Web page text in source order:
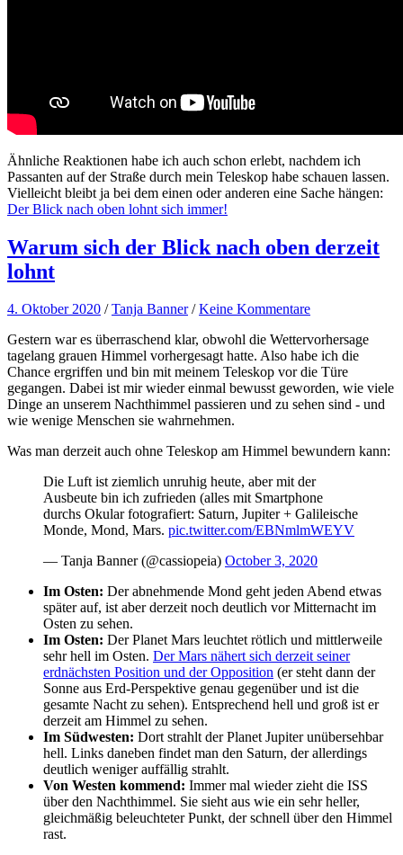
Ähnliche Reaktionen habe ich auch schon erlebt, nachdem ich
Passanten auf der Straße durch mein Teleskop habe schauen lassen.
Vielleicht bleibt ja bei dem einen oder anderen eine Sache hängen:
Der Blick nach oben lohnt sich immer!
Warum sich der Blick nach oben derzeit
lohnt
4. Oktober 2020 /Tanja Banner /Keine Kommentare
Gestern war es überraschend klar, obwohl die Wettervorhersage
tagelang grauen Himmel vorhergesagt hatte. Also habe ich die
Chance ergriffen und bin mit meinem Teleskop vor die Türe
gegangen. Dabei ist mir wieder einmal bewusst geworden, wie viele
Dinge an unserem Nachthimmel passieren und zu sehen sind - und
wie wenige Menschen sie wahrnehmen.
Was man derzeit auch ohne Teleskop am Himmel bewundern kann:
Die Luft ist ziemlich unruhig heute, aber mit der
Ausbeute bin ich zufrieden (alles mit Smartphone
durchs Okular fotografiert: Saturn, Jupiter + Galileische
Monde, Mond, Mars. pic.twitter.com/EBNmlmWEYV
— Tanja Banner (@cassiopeia) October 3, 2020
Im Osten: Der abnehmende Mond geht jeden Abend etwas
später auf, ist aber derzeit noch deutlich vor Mitternacht im
Osten zu sehen.
Im Osten: Der Planet Mars leuchtet rötlich und mittlerweile
sehr hell im Osten. Der Mars nähert sich derzeit seiner
erdnächsten Position und der Opposition (er steht dann der
Sonne aus Erd-Perspektive genau gegenüber und ist die
gesamte Nacht zu sehen). Entsprechend hell und groß ist er
derzeit am Himmel zu sehen.
Im Südwesten: Dort strahlt der Planet Jupiter unübersehbar
hell. Links daneben findet man den Saturn, der allerdings
deutlich weniger auffällig strahlt.
Von Westen kommend: Immer mal wieder zieht die ISS
über den Nachthimmel. Sie sieht aus wie ein sehr heller,
gleichmäßig beleuchteter Punkt, der schnell über den Himmel
rast.